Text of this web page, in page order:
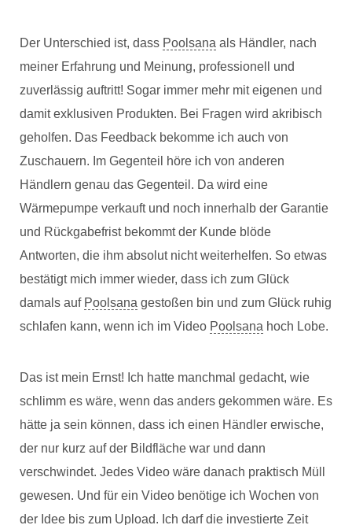
Der Unterschied ist, dass Poolsana als Händler, nach
meiner Erfahrung und Meinung, professionell und
zuverlässig auftritt! Sogar immer mehr mit eigenen und
damit exklusiven Produkten. Bei Fragen wird akribisch
geholfen. Das Feedback bekomme ich auch von
Zuschauern. Im Gegenteil höre ich von anderen
Händlern genau das Gegenteil. Da wird eine
Wärmepumpe verkauft und noch innerhalb der Garantie
und Rückgabefrist bekommt der Kunde blöde
Antworten, die ihm absolut nicht weiterhelfen. So etwas
bestätigt mich immer wieder, dass ich zum Glück
damals auf Poolsana gestoßen bin und zum Glück ruhig
schlafen kann, wenn ich im Video Poolsana hoch Lobe.
Das ist mein Ernst! Ich hatte manchmal gedacht, wie
schlimm es wäre, wenn das anders gekommen wäre. Es
hätte ja sein können, dass ich einen Händler erwische,
der nur kurz auf der Bildfläche war und dann
verschwindet. Jedes Video wäre danach praktisch Müll
gewesen. Und für ein Video benötige ich Wochen von
der Idee bis zum Upload. Ich darf die investierte Zeit